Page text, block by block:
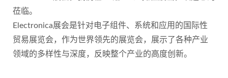
莅临。
Electronica展会是针对电子组件、系统和应用的国际性
贸易展览会，作为世界领先的展览会，展示了各种产业
领域的多样性与深度，反映整个产业的高度创新。